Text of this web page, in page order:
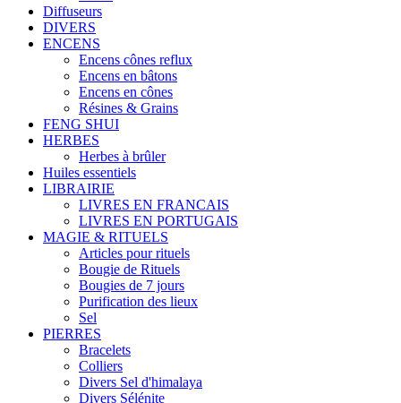
Diffuseurs
DIVERS
ENCENS
Encens cônes reflux
Encens en bâtons
Encens en cônes
Résines & Grains
FENG SHUI
HERBES
Herbes à brûler
Huiles essentiels
LIBRAIRIE
LIVRES EN FRANCAIS
LIVRES EN PORTUGAIS
MAGIE & RITUELS
Articles pour rituels
Bougie de Rituels
Bougies de 7 jours
Purification des lieux
Sel
PIERRES
Bracelets
Colliers
Divers Sel d'himalaya
Divers Sélénite